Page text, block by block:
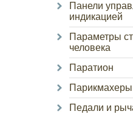
Панели
индикацией
Параметры
человека
Паратион
Парикмахеры
Педали и